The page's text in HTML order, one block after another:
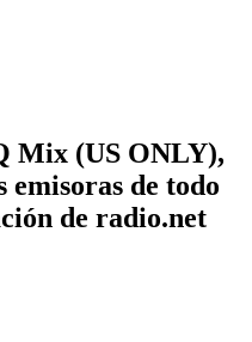
Mix (US ONLY),
emisoras de todo
de radio.net